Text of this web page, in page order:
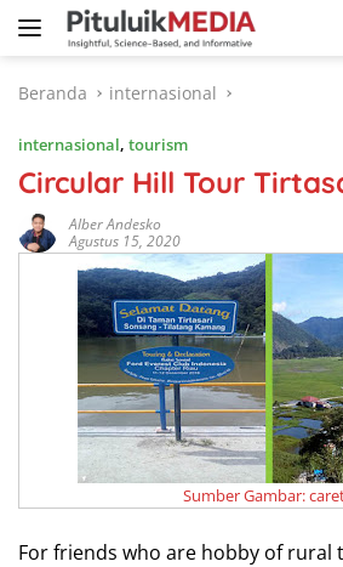
Langsung
Beranda
internasional
internasional, tourism
Circular Hill Tour
Alber Andesko
Agustus 15, 2020
Sumber Gambar:
For friends who are hobby of rural